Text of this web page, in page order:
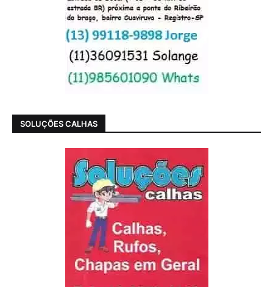
SOLUÇÕES CALHAS